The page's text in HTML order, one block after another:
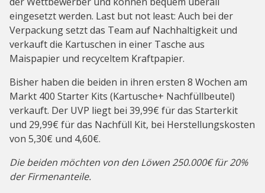
eingesetzt werden. Last but not least: Auch bei der
Verpackung setzt das Team auf Nachhaltigkeit und
verkauft die Kartuschen in einer Tasche aus
Maispapier und recyceltem Kraftpapier.
Bisher haben die beiden in ihren ersten 8 Wochen am
Markt 400 Starter Kits (Kartusche+ Nachfüllbeutel)
verkauft. Der UVP liegt bei 39,99€ für das Starterkit
und 29,99€ für das Nachfüll Kit, bei Herstellungskosten
von 5,30€ und 4,60€.
Die beiden möchten von den Löwen 250.000€ für 20%
der Firmenanteile.